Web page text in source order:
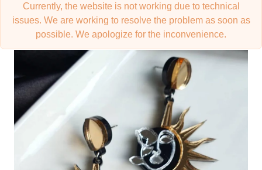
Currently, the website is not working due to technical
issues. We are working to resolve the problem as soon as
possible. We apologize for the inconvenience.
საყურე ''მზე''